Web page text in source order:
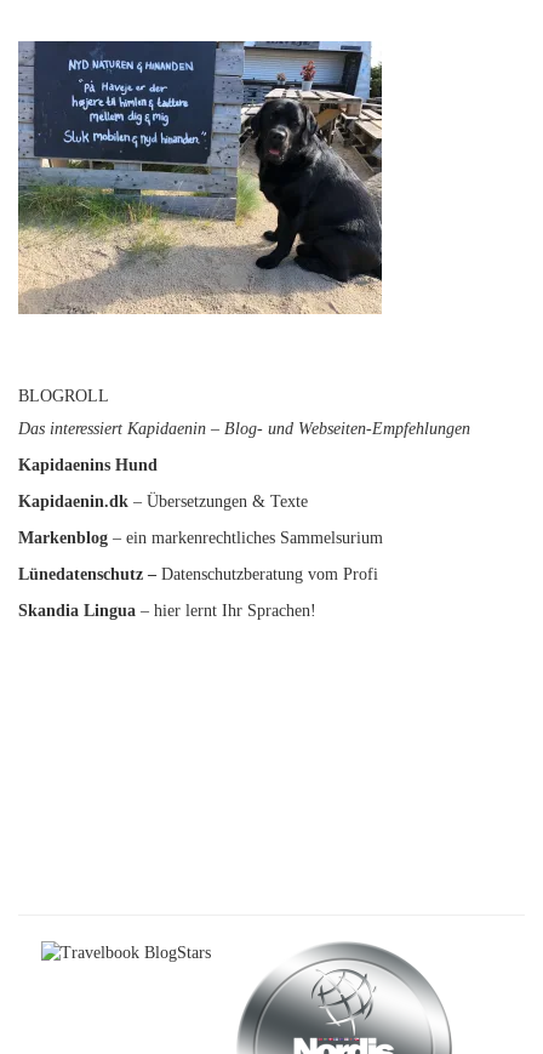
BLOGROLL
Das interessiert Kapidaenin – Blog- und Webseiten-Empfehlungen
Kapidaenins Hund
Kapidaenin.dk – Übersetzungen & Texte
Markenblog – ein markenrechtliches Sammelsurium
Lünedatenschutz – Datenschutzberatung vom Profi
Skandia Lingua – hier lernt Ihr Sprachen!